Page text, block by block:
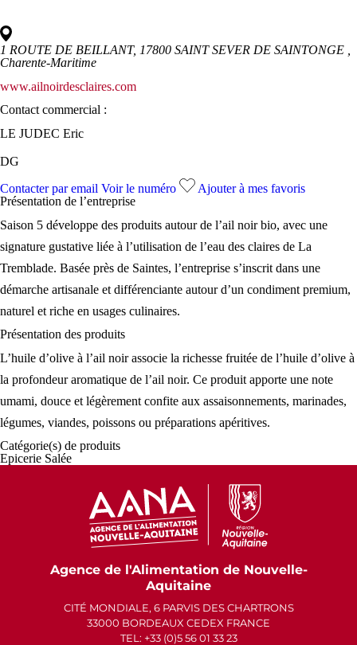
1 ROUTE DE BEILLANT, 17800 SAINT SEVER DE SAINTONGE
Charente-Maritime
www.ailnoirdesclaires.com
Contact commercial :
LE JUDEC Eric
DG
Contacter par email Voir le numéro
Ajouter à mes favoris
Présentation de l’entreprise
Saison 5 développe des produits autour de l’ail noir bio, avec une
signature gustative liée à l’utilisation de l’eau des claires de La
Tremblade. Basée près de Saintes, l’entreprise s’inscrit dans une
démarche artisanale et différenciante autour d’un condiment premium,
naturel et riche en usages culinaires.
Présentation des produits
L’huile d’olive à l’ail noir associe la richesse fruitée de l’huile d’olive à
la profondeur aromatique de l’ail noir. Ce produit apporte une note
umami, douce et légèrement confite aux assaisonnements, marinades,
légumes, viandes, poissons ou préparations apéritives.
Catégorie(s) de produits
Epicerie Salée
Agence de l'Alimentation de Nouvelle-
Aquitaine
CITÉ MONDIALE, 6 PARVIS DES CHARTRONS
33000 BORDEAUX CEDEX FRANCE
TEL: +33 (0)5 56 01 33 23